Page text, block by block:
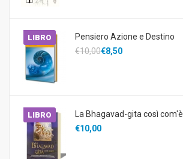
LIBRO
Pensiero Azione e Destino
€10,00€8,50
LIBRO
La Bhagavad-gita così com'è
€10,00